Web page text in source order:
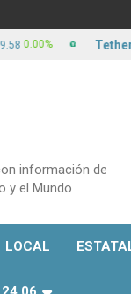
información de
y el Mundo
LOCAL